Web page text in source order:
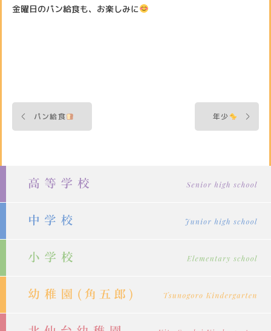
金曜日のパン給食も、お楽しみに
投
稿
パン給食 年少